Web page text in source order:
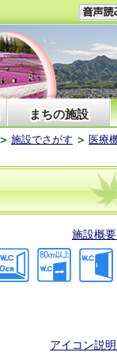
まちの施設
施設でさがす
医療
施設概
アイコン説